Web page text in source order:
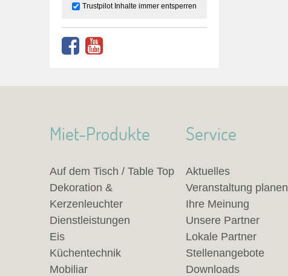
Trustpilot Inhalte immer entsperren
Miet-Produkte
Auf dem Tisch / Table Top
Dekoration &
Kerzenleuchter
Dienstleistungen
Eis
Küchentechnik
Mobiliar
Service
Aktuelles
Veranstaltung planen
Ihre Meinung
Unsere Partner
Lokale Partner
Stellenangebote
Downloads